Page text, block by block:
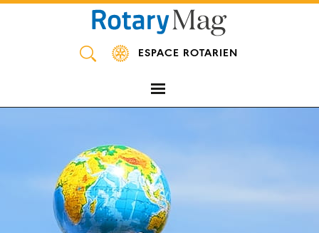
ESPACE ROTARIEN
Panneau de gestion des cookies